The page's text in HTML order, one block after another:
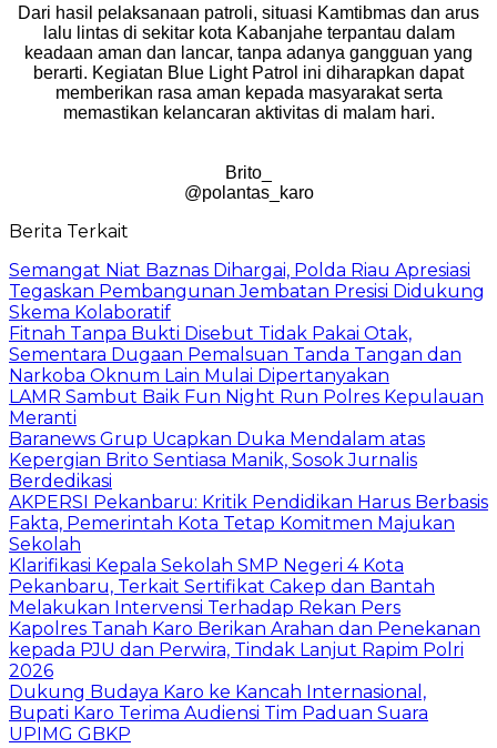
Dari hasil pelaksanaan patroli, situasi Kamtibmas dan arus
lalu lintas di sekitar kota Kabanjahe terpantau dalam
keadaan aman dan lancar, tanpa adanya gangguan yang
berarti. Kegiatan Blue Light Patrol ini diharapkan dapat
memberikan rasa aman kepada masyarakat serta
memastikan kelancaran aktivitas di malam hari.
Brito_
@polantas_karo
Berita Terkait
Semangat Niat Baznas Dihargai, Polda Riau Apresiasi
Tegaskan Pembangunan Jembatan Presisi Didukung
Skema Kolaboratif
Fitnah Tanpa Bukti Disebut Tidak Pakai Otak,
Sementara Dugaan Pemalsuan Tanda Tangan dan
Narkoba Oknum Lain Mulai Dipertanyakan
LAMR Sambut Baik Fun Night Run Polres Kepulauan
Meranti
Baranews Grup Ucapkan Duka Mendalam atas
Kepergian Brito Sentiasa Manik, Sosok Jurnalis
Berdedikasi
AKPERSI Pekanbaru: Kritik Pendidikan Harus Berbasis
Fakta, Pemerintah Kota Tetap Komitmen Majukan
Sekolah
Klarifikasi Kepala Sekolah SMP Negeri 4 Kota
Pekanbaru, Terkait Sertifikat Cakep dan Bantah
Melakukan Intervensi Terhadap Rekan Pers
Kapolres Tanah Karo Berikan Arahan dan Penekanan
kepada PJU dan Perwira, Tindak Lanjut Rapim Polri
2026
Dukung Budaya Karo ke Kancah Internasional,
Bupati Karo Terima Audiensi Tim Paduan Suara
UPIMG GBKP